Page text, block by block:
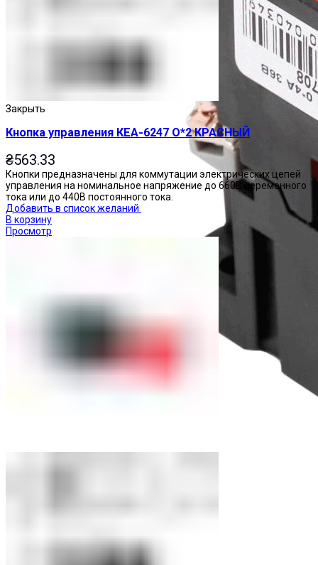
Закрыть
Кнопка управления КЕА-6247 О*2 КРАСНЫЙ
₴563.33
Кнопки предназначены для коммутации электрических цепей
управления на номинальное напряжение до 660В переменного
тока или до 440В постоянного тока.
Добавить в список желаний
В корзину
Просмотр